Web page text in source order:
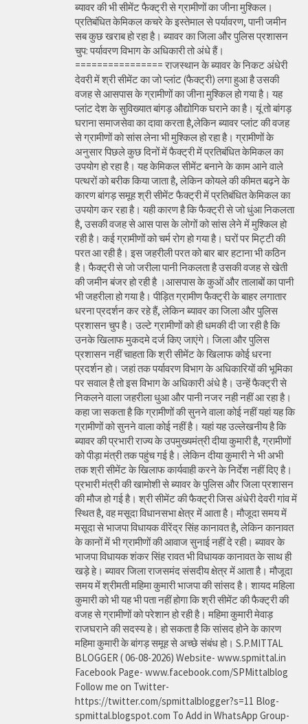
ब्यावर की भी सीमेंट फैक्ट्री से ग्रामीणों का जीना मुश्किल।
प्रतिबंधित केमिकल कचरे के इस्तेमाल से पर्यावरण, पानी जमीन
सब कुछ खराब हो रहा है। ब्यावर का जिला और पुलिस प्रशासन
चुप: पर्यावरण विभाग के अधिकारी तो अंधे हैं।
================ राजस्थान के ब्यावर के निकट अंधेरी
देवरी में श्री सीमेंट का जो प्लांट (फैक्ट्री) लगा हुआ है उसकी
वजह से आसपास के ग्रामीणों का जीना मुश्किल हो गया है। यह
प्लांट देश के सुविख्यात बांगड़ औद्योगिक घराने का है। यूं तो बांगड़
घराना समाजसेवा का दावा करता है,लेकिन ब्यावर प्लांट की वजह
से ग्रामीणों को सांस लेना भी मुश्किल हो रहा है। ग्रामीणों के
अनुसार पिछले कुछ दिनों में फैक्ट्री में प्रतिबंधित केमिकल का
उपयोग हो रहा है। यह केमिकल सीमेंट बनाने के काम आने वाले
पत्थरों को बरीक किया जाता है, लेकिन कोयले की कीमत बढ़ने के
कारण बांगड़ समूह श्री सीमेंट फैक्ट्री में प्रतिबंधित केमिकल का
उपयोग कर रहा है। यही कारण है कि फैक्ट्री से जो धुंआ निकलता
है, उसकी वजह से आस पास के लोगों को सांस लेने में मुश्किल हो
रही है। कई ग्रामीणों को चर्म रोग हो गया है। घरों पर मिट्टी की
परत आ रही है। इस जहरीली परत को बार बार हटाना भी कठिन
है। फैक्ट्री से जो जरीला पानी निकलता है उसकी वजह से खेती
की जमीन बंजर हो रही है ।आसपास के कुओं और तालाबों का पानी
भी जहरीला हो गया है। पीड़ित ग्रामीण फैक्ट्री के बाहर लगातार
धरना प्रदर्शन कर रहे हैं, लेकिन ब्यावर का जिला और पुलिस
प्रशासन चुप है। उल्टे ग्रामीणों को ही धमकी दी जा रही है कि
उनके खिलाफ मुकदमे दर्ज किए जाएंगे। जिला और पुलिस
प्रशासन नहीं चाहता कि श्री सीमेंट के खिलाफ कोई धरना
प्रदर्शन हो। जहां तक पर्यावरण विभाग के अधिकारियों की भूमिका
पर सवाल है तो इस विभाग के अधिकारी अंधे है। उन्हें फैक्ट्री से
निकलने वाला जहरीला धुआ और पानी नजर नही नहीं आ रहा है।
कहा जा सकता है कि ग्रामीणों की सुनने वाला कोई नहीं यहां यह कि
ग्रामीणों को सुनने वाला कोई नहीं है। यहां यह उल्लेखनीय है कि
ब्यावर की प्रभारी राज्य के उपमुख्यमंत्री दीया कुमारी है, ग्रामीणों
को पीड़ा मंत्री तक पहुंच गई है। लेकिन दीया कुमारी ने भी अभी
तक श्री सीमेंट के खिलाफ कार्यवाही करने के निर्देश नहीं दिए है।
प्रभारी मंत्री की खामोशी से ब्यावर के पुलिस और जिला प्रशासन
की मौज हो गई है। श्री सीमेंट की फैक्ट्री जिस अंधेरी देवरी गांव में
स्थित है, वह मसूदा विधानसभा क्षेत्र में आता है। मौजूदा समय में
मसूदा से भाजपा विधायक वीरेंद्र सिंह कानावत है, लेकिन कानावत
के कानों में भी ग्रामीणों की आवाज सुनाई नहीं दे रही। ब्यावर के
भाजपा विधायक शंकर सिंह रावत भी विधायक कानावत के साथ ही
खड़े हे। ब्यावर जिला राजसमंद संसदीय क्षेत्र में आता है। मौजूदा
समय में श्रीमती महिमा कुमारी भाजपा की सांसद है। शायद महिला
कुमारी को भी यह भी पता नहीं होगा कि श्री सीमेंट की फैक्ट्री की
वजह से ग्रामीणों को परेशान हो रही है। महिमा कुमारी मेवाड़
राजघराने की सदस्य हे। हो सकता है कि सांसद होने के कारण
महिमा कुमारी के बांगड़ समूह से अच्छे संबंध हो। S.P.MITTAL
BLOGGER ( 06-08-2026) Website- www.spmittal.in
Facebook Page- www.facebook.com/SPMittalblog
Follow me on Twitter-
https://twitter.com/spmittalblogger?s=11 Blog-
spmittal.blogspot.com To Add in WhatsApp Group-